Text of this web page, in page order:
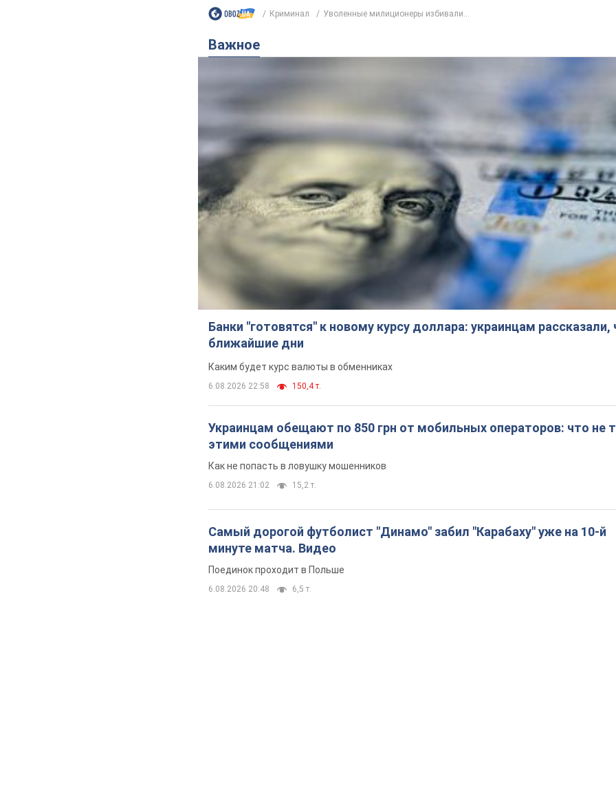
Криминал Уволенные милиционеры избивали...
Важное
Банки "готовятся" к новому курсу доллара: украинцам
ближайшие дни
Каким будет курс валюты в обменниках
6.08.2026 22:58 150,4 т.
Украинцам обещают по 850 грн от мобильных операторов: что не
этими сообщениями
Как не попасть в ловушку мошенников
6.08.2026 21:02 15,2 т.
Самый дорогой футболист "Динамо" забил "Карабаху" уже на 10-й
минуте матча. Видео
Поединок проходит в Польше
6.08.2026 20:48 6,5 т.